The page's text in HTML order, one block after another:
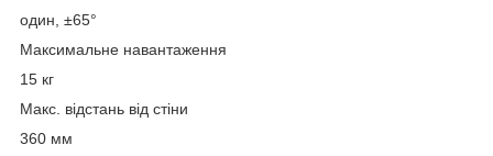
один, ±65°
Максимальне навантаження
15 кг
Макс. відстань від стіни
360 мм